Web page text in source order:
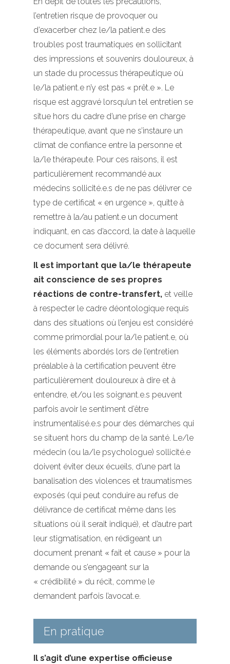
l’entretien risque de provoquer ou
d’exacerber chez le/la patient.e des
troubles post traumatiques en sollicitant
des impressions et souvenirs douloureux, à
un stade du processus thérapeutique où
le/la patient.e n’y est pas « prêt.e ». Le
risque est aggravé lorsqu’un tel entretien se
situe hors du cadre d’une prise en charge
thérapeutique, avant que ne s’instaure un
climat de confiance entre la personne et
la/le thérapeute. Pour ces raisons, il est
particulièrement recommandé aux
médecins sollicité.e.s de ne pas délivrer ce
type de certificat « en urgence », quitte à
remettre à la/au patient.e un document
indiquant, en cas d’accord, la date à laquelle
ce document sera délivré.
Il est important que la/le thérapeute
ait conscience de ses propres
réactions de contre-transfert, et veille
à respecter le cadre déontologique requis
dans des situations où l’enjeu est considéré
comme primordial pour la/le patient.e, où
les éléments abordés lors de l’entretien
préalable à la certification peuvent être
particulièrement douloureux à dire et à
entendre, et/ou les soignant.e.s peuvent
parfois avoir le sentiment d’être
instrumentalisé.e.s pour des démarches qui
se situent hors du champ de la santé. Le/le
médecin (ou la/le psychologue) sollicité.e
doivent éviter deux écueils, d’une part la
banalisation des violences et traumatismes
exposés (qui peut conduire au refus de
délivrance de certificat même dans les
situations où il serait indiqué), et d’autre part
leur stigmatisation, en rédigeant un
document prenant « fait et cause » pour la
demande ou s’engageant sur la
« crédibilité » du récit, comme le
demandent parfois l’avocat.e.
En pratique
Il s’agit d’une expertise officieuse